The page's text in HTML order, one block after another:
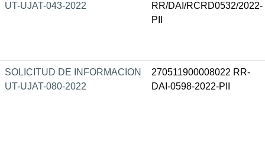
UT-UJAT-043-2022
RR/DAI/RCRD0532/2022-
PII
SOLICITUD DE INFORMACION
UT-UJAT-080-2022
270511900008022 RR-
DAI-0598-2022-PII